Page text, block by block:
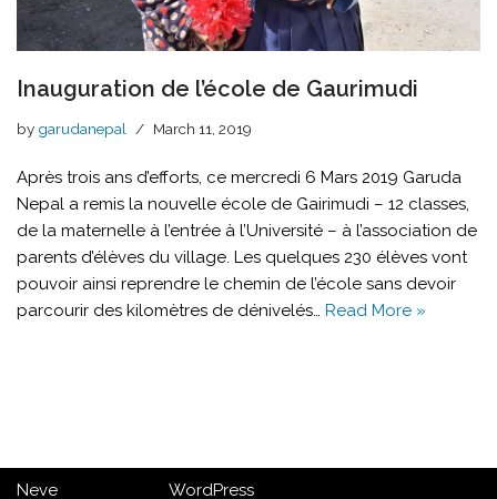
Inauguration de l’école de Gaurimudi
by garudanepal March 11, 2019
Après trois ans d’efforts, ce mercredi 6 Mars 2019 Garuda
Nepal a remis la nouvelle école de Gairimudi – 12 classes,
de la maternelle à l’entrée à l’Université – à l’association de
parents d’élèves du village. Les quelques 230 élèves vont
pouvoir ainsi reprendre le chemin de l’école sans devoir
parcourir des kilomètres de dénivelés… Read More »
Neve WordPress